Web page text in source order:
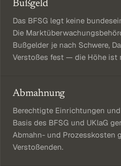
Bußgeld
Das BFSG legt keine
Die
Bußgelder je nach Schwere,
Verstoßes fest — die Höhe ist
Abmahnung
Berechtigte Einrichtungen
Basis des BFSG und UKlaG
Abmahn- und Prozesskosten
Verstoßenden.